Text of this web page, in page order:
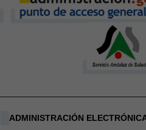
ADMINISTRACIÓN